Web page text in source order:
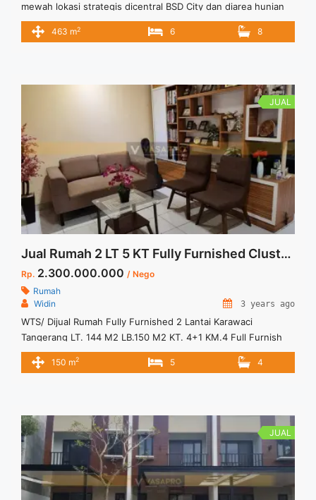
mewah lokasi strategis dicentral BSD City dan diarea hunian
tersebut adanya botanical park seluas 10 hektar dan country
club yang sangat lengkap dan beragam. Selain hunian
ditawarkan beragam , yaitu ... <a title="Dijual Rumah Mewah
Layton Nava Park BSD City" class="read-more"
href="https://vasapro.com/property/dijual-rumah-mewah-
layton-nava-park-bsd-city/" aria-label="Read more about
Dijual Rumah Mewah Layton Nava Park BSD City">Read
more</a>
463 m2 6 8
JUAL
Jual Rumah 2 LT 5 KT Fully Furnished Cluster Barcelona Karawaci Tangerang Harga Nego
Rp. 2.300.000.000 / Nego
Rumah
Widin
3 years ago
WTS/ Dijual Rumah Fully Furnished 2 Lantai Karawaci
Tangerang LT. 144 M2 LB.150 M2 KT. 4+1 KM.4 Full Furnish
SHM Rumah kondisi rapi dan siap huni Jual Murah 2,3 M
(NEGO)
150 m2 5 4
JUAL